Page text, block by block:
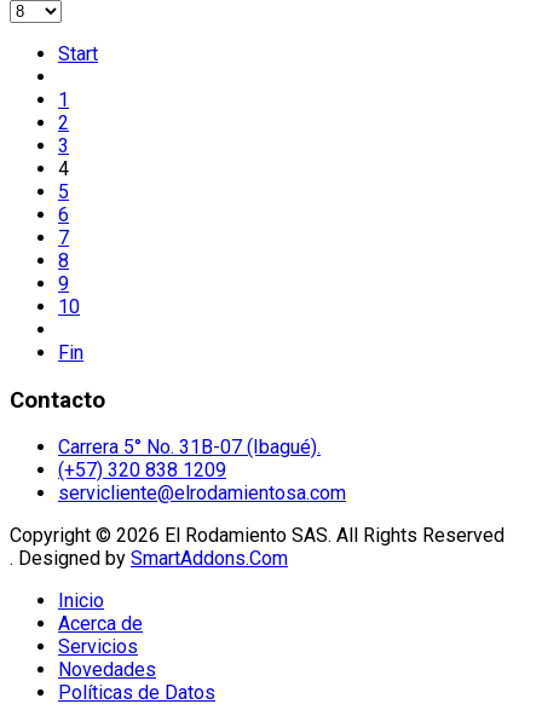
Start
1
2
3
4
5
6
7
8
9
10
Fin
Contacto
Carrera 5° No. 31B-07 (Ibagué).
(+57) 320 838 1209
servicliente@elrodamientosa.com
Copyright © 2026 El Rodamiento SAS. All Rights Reserved
. Designed by SmartAddons.Com
Inicio
Acerca de
Servicios
Novedades
Políticas de Datos